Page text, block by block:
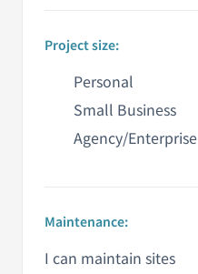
Project size:
Personal
Small Business
Agency/Enterprise
Maintenance:
I can maintain sites